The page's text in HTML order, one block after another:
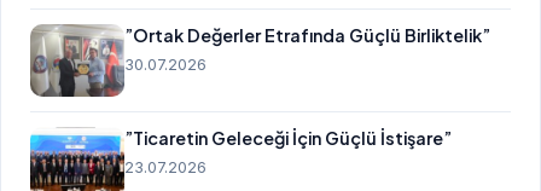
”Ortak Değerler Etrafında Güçlü Birliktelik”
30.07.2026
”Ticaretin Geleceği İçin Güçlü İstişare”
23.07.2026